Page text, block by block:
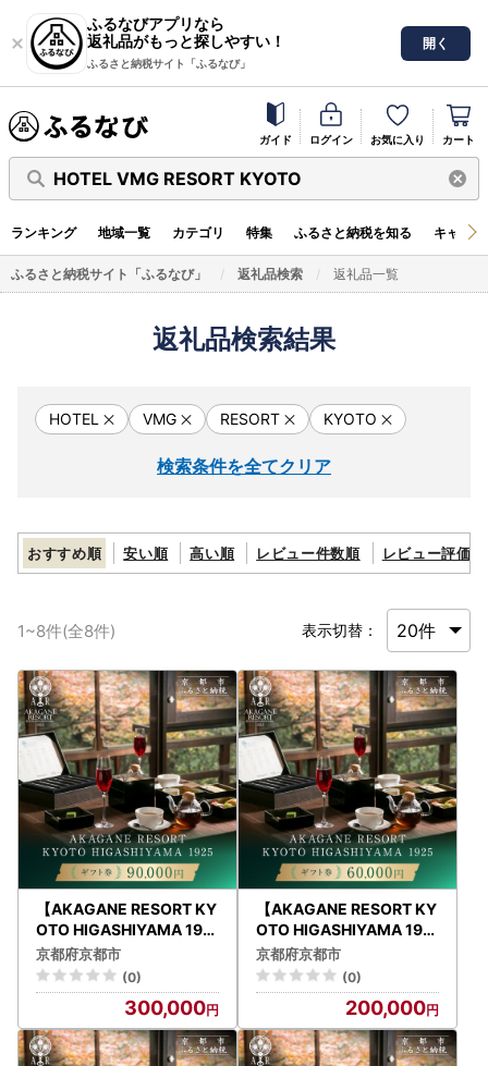
ふるなびアプリなら
返礼品がもっと探しやすい！
ふるさと納税サイト「ふるなび」
開く
ガイド ログイン お気に入り カート
HOTEL VMG RESORT KYOTO
ランキング 地域一覧 カテゴリ 特集 ふるさと納税を知る キャン
ふるさと納税サイト「ふるなび」 返礼品検索 返礼品一覧
返礼品検索結果
HOTEL VMG RESORT KYOTO
検索条件を全てクリア
おすすめ順 安い順 高い順 レビュー件数順 レビュー評価順
1~8件(全8件) 表示切替：
【AKAGANE RESORT KY
OTO HIGASHIYAMA 192
5】ギフト券 90,000円 |
京都 東山 ギフト券
京都府京都市
(0)
300,000
【AKAGANE RESORT KY
OTO HIGASHIYAMA 192
5】ギフト券 60,000円 |
京都 東山 ギフト券
京都府京都市
(0)
200,000